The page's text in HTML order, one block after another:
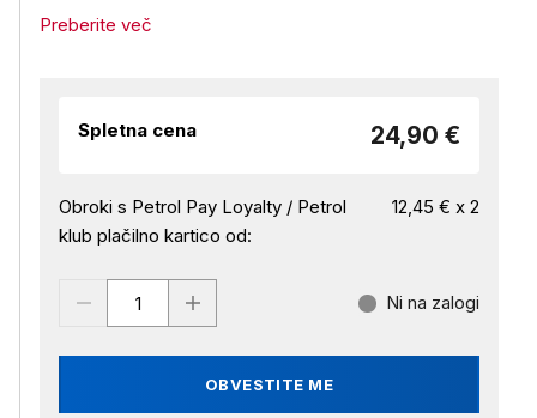
Preberite več
Spletna cena 24,90 €
Obroki s Petrol Pay Loyalty / Petrol
klub plačilno kartico od:
12,45 € x 2
OBVESTITE ME
Ni na zalogi